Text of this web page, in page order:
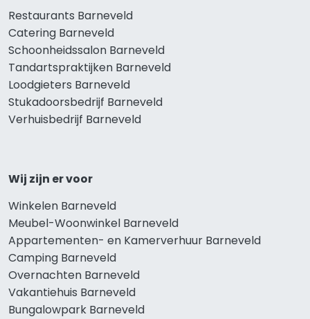
Restaurants Barneveld
Catering Barneveld
Schoonheidssalon Barneveld
Tandartspraktijken Barneveld
Loodgieters Barneveld
Stukadoorsbedrijf Barneveld
Verhuisbedrijf Barneveld
Wij zijn er voor
Winkelen Barneveld
Meubel-Woonwinkel Barneveld
Appartementen- en Kamerverhuur Barneveld
Camping Barneveld
Overnachten Barneveld
Vakantiehuis Barneveld
Bungalowpark Barneveld